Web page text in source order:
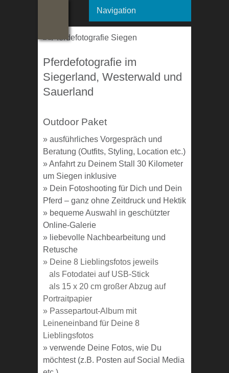
Navigation
Pferdefotografie im
Siegerland, Westerwald und
Sauerland
Outdoor Paket
» ausführliches Vorgespräch und
Beratung (Outfits, Styling, Location etc.)
» Anfahrt zu Deinem Stall 30 Kilometer
um Siegen inklusive
» Dein Fotoshooting für Dich und Dein
Pferd – ganz ohne Zeitdruck und Hektik
» bequeme Auswahl in geschützter
Online-Galerie
» liebevolle Nachbearbeitung und
Retusche
» Deine 8 Lieblingsfotos jeweils
als Fotodatei auf USB-Stick
als 15 x 20 cm großer Abzug auf
Portraitpapier
» Passepartout-Album mit
Leineneinband für Deine 8
Lieblingsfotos
» verwende Deine Fotos, wie Du
möchtest (z.B. Posten auf Social Media